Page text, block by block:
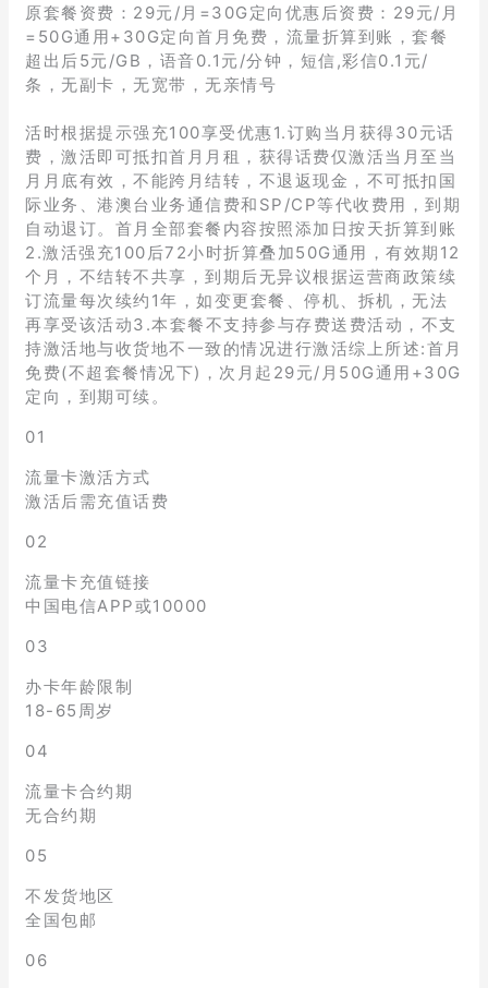
原套餐资费：29元/月=30G定向优惠后资费：29元/月
=50G通用+30G定向首月免费，流量折算到账，套餐
超出后5元/GB，语音0.1元/分钟，短信,彩信0.1元/
条，无副卡，无宽带，无亲情号
活时根据提示强充100享受优惠1.订购当月获得30元话
费，激活即可抵扣首月月租，获得话费仅激活当月至当
月月底有效，不能跨月结转，不退返现金，不可抵扣国
际业务、港澳台业务通信费和SP/CP等代收费用，到期
自动退订。首月全部套餐内容按照添加日按天折算到账
2.激活强充100后72小时折算叠加50G通用，有效期12
个月，不结转不共享，到期后无异议根据运营商政策续
订流量每次续约1年，如变更套餐、停机、拆机，无法
再享受该活动3.本套餐不支持参与存费送费活动，不支
持激活地与收货地不一致的情况进行激活综上所述:首月
免费(不超套餐情况下)，次月起29元/月50G通用+30G
定向，到期可续。
01
流量卡激活方式
激活后需充值话费
02
流量卡充值链接
中国电信APP或10000
03
办卡年龄限制
18-65周岁
04
流量卡合约期
无合约期
05
不发货地区
全国包邮
06